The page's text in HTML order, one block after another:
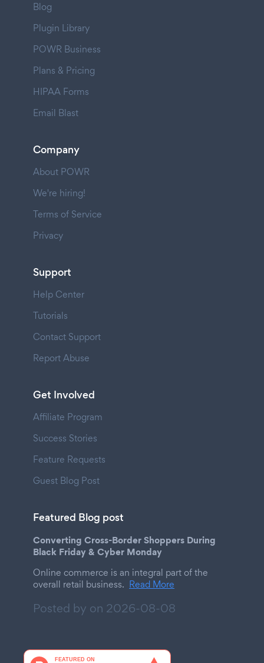
Blog
Plugin Library
POWR Business
Plans & Pricing
HIPAA Forms
Email Blast
Company
About POWR
We're hiring!
Terms of Service
Privacy
Support
Help Center
Tutorials
Contact Support
Report Abuse
Get Involved
Affiliate Program
Success Stories
Feature Requests
Guest Blog Post
Featured Blog post
Converting Cross-Border Shoppers During
Black Friday & Cyber Monday
Online commerce is an integral part of the
overall retail business. Read More
Posted by on 2026-08-08